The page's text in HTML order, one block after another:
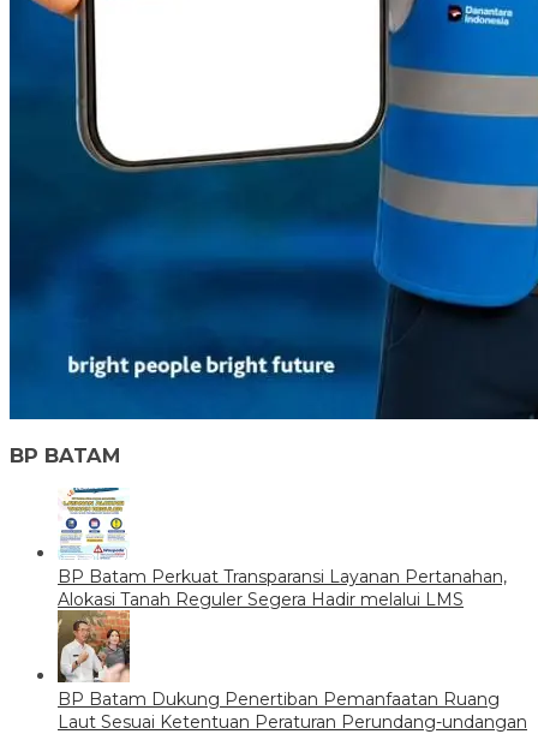
BP BATAM
BP Batam Perkuat Transparansi Layanan Pertanahan,
Alokasi Tanah Reguler Segera Hadir melalui LMS
BP Batam Dukung Penertiban Pemanfaatan Ruang
Laut Sesuai Ketentuan Peraturan Perundang-undangan